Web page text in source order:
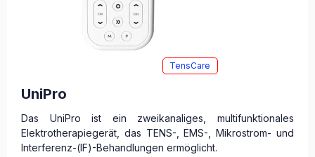
TensCare
UniPro
Das UniPro ist ein zweikanaliges, multifunktionales
Elektrotherapiegerät, das TENS-, EMS-, Mikrostrom- und
Interferenz-(IF)-Behandlungen ermöglicht.